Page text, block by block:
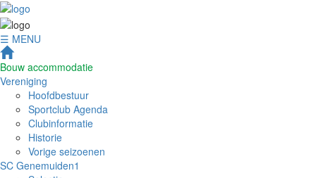
☰ MENU
Bouw accommodatie
Vereniging
Hoofdbestuur
Sportclub Agenda
Clubinformatie
Historie
Vorige seizoenen
SC Genemuiden1